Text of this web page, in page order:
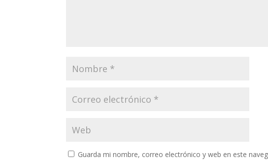
Guarda mi nombre, correo electrónico y web en este